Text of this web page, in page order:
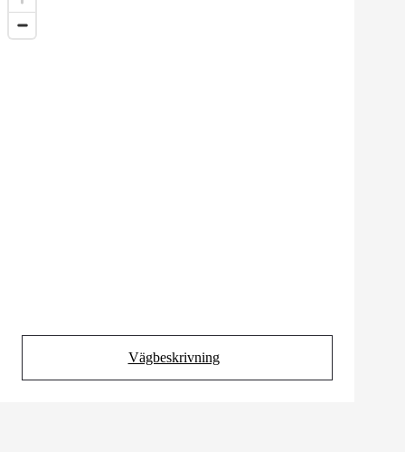
Vägbeskrivning
(Opens in new tab)